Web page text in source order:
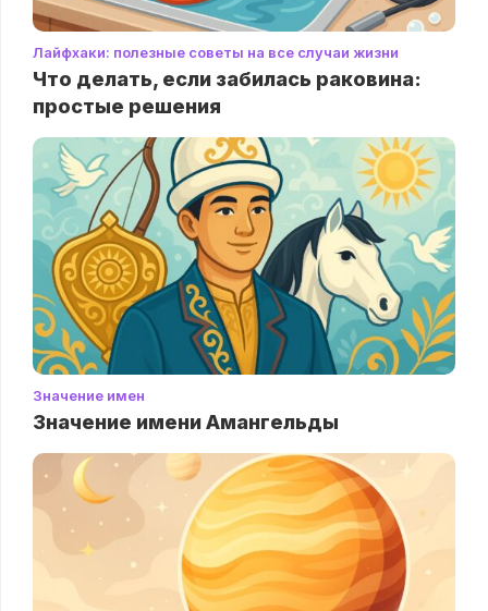
Лайфхаки: полезные советы на все случаи жизни
Что делать, если забилась раковина:
простые решения
Значение имен
Значение имени Амангельды